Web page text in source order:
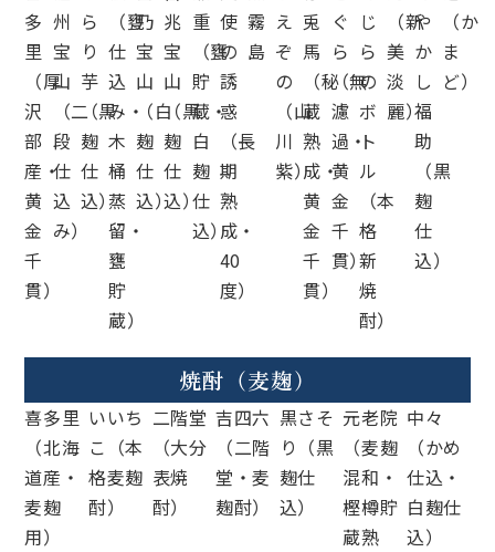
多
里
（厚
沢
部
産・
黄
金
千
貫）
州
宝
山
（二
段
仕
込
み）
ら
り
芋
（黒
麹
仕
込）
（甕
仕
込
み・
木
桶
蒸
留・
甕
貯
蔵）
乃
宝
山
（白
麹
仕
込）
兆
宝
山
（黒
麹
仕
込）
重
（甕
貯
蔵・
白
麹
仕
込）
使
の
誘
惑
（長
期
熟
成・
40
度）
霧
島
え
ぞ
の
（山
川
紫）
兎
馬
（秘
蔵
熟
成・
黄
金
千
貫）
ぐ
ら
（無
濾
過・
黄
金
千
貫）
じ
ら
の
ボ
ト
ル
（本
格
新
焼
酎）
（新
美
淡
麗）
や
か
し
福
助
（黒
麹
仕
込）
（か
ま
ど）
焼酎（麦麹）
喜多里
（北海
道産・
麦麹
用）
いいち
こ（本
格麦麹
酎）
二階堂
（大分
表焼
酎）
吉四六
（二階
堂・麦
麹酎）
黒さそ
り（黒
麹仕
込）
元老院
（麦麹
混和・
樫樽貯
蔵熟
中々
（かめ
仕込・
白麹仕
込）